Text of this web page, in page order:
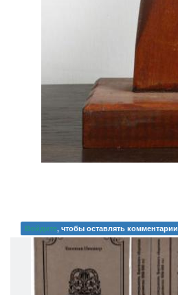
Войдите, чтобы оставлять комментарии